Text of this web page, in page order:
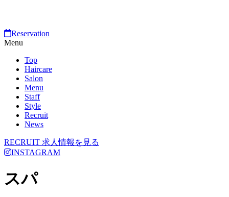
Reservation
Menu
Top
Haircare
Salon
Menu
Staff
Style
Recruit
News
RECRUIT 求人情報を見る
INSTAGRAM
スパ